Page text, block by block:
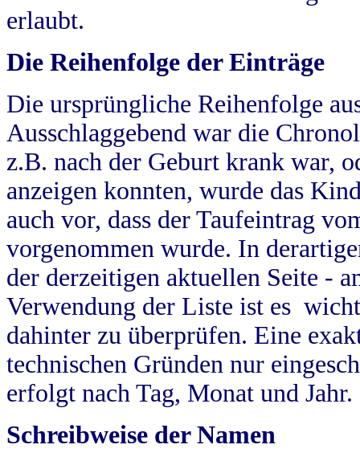
erlaubt.
Die Reihenfolge der Einträge
Die ursprüngliche Reihenfolge
Ausschlaggebend war die
z.B. nach der Geburt krank war,
anzeigen konnten, wurde das
auch vor, dass der Taufeintrag
vorgenommen wurde. In
der derzeitigen aktuellen Seite -
Verwendung der Liste ist es
dahinter zu überprüfen. Eine
technischen Gründen nur
erfolgt nach Tag, Monat und Jahr.
Schreibweise der Namen